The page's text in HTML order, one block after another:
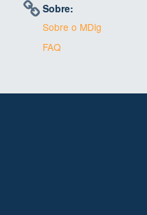
Sobre:
Sobre o MDig
FAQ